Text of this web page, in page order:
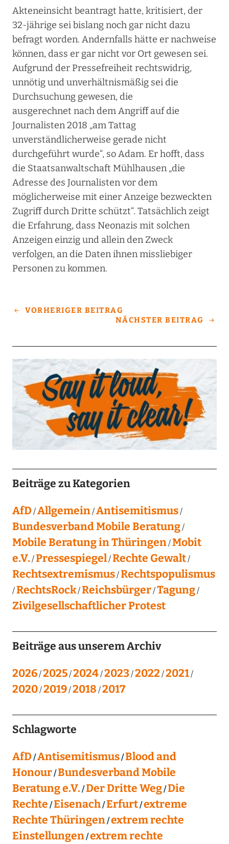
Akteneinsicht beantragt hatte, kritisiert, der
32-jährige sei bislang noch gar nicht dazu
befragt worden. Andernfalls hätte er nachweise
können, dass er gar nicht vor Ort gewesen sei.
Aufgrund der Pressefreiheit rechtswidrig,
unnötig und unverhältnismäßig sei die
Durchsuchung gewesen, die
ausgerechnet nach dem Angriff auf die
Journalisten 2018 „am Tattag
unverständlicherweise gerade nicht
durchgeführt wurde“, so Adam. Er hofft, dass
die Staatsanwaltschaft Mühlhausen „die
Adresse des Journalisten vor dem
möglicherweise mit einer Anzeige bezweckten
Zugriff durch Dritte schützt“. Tatsächlich zeigt
die Erfahrung, dass Neonazis mit solchen
Anzeigen einzig und allein den Zweck
verfolgen, an die Daten ihnen missliebiger
Personen zu kommen.
VORHERIGER BEITRAG
NÄCHSTER BEITRAG
Beiträge zu Kategorien
AfD Allgemein Antisemitismus
Bundesverband Mobile Beratung
Mobile Beratung in Thüringen Mobit
e.V. Pressespiegel Rechte Gewalt
Rechtsextremismus Rechtspopulismus
RechtsRock Reichsbürger Tagung
Zivilgesellschaftlicher Protest
Beiträge aus unserem Archiv
2026 2025 2024 2023 2022 2021
2020 2019 2018 2017
Schlagworte
AfD Antisemitismus Blood and
Honour Bundesverband Mobile
Beratung e.V. Der Dritte Weg Die
Rechte Eisenach Erfurt extreme
Rechte Thüringen extrem rechte
Einstellungen extrem rechte